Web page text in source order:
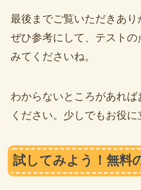
最後までご覧いただきあり
ぜひ参考にして、テスト
みてくださいね。
わからないところがあれ
ください。少しでもお役に
試してみよう！無料